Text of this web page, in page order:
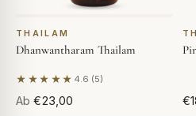
THAILAM
Dhanwantharam Thailam
★★★★★ 4.6 (5)
Basierend auf 5 Bewertungen
Ab €23,00